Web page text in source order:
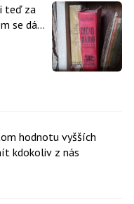
teď za
se dá
hodnotu vyšších
kdokoliv z nás